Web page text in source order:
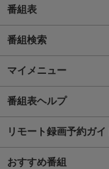
番組表
番組検索
マイメニュー
番組表ヘルプ
リモート録画予約ガイ
おすすめ番組